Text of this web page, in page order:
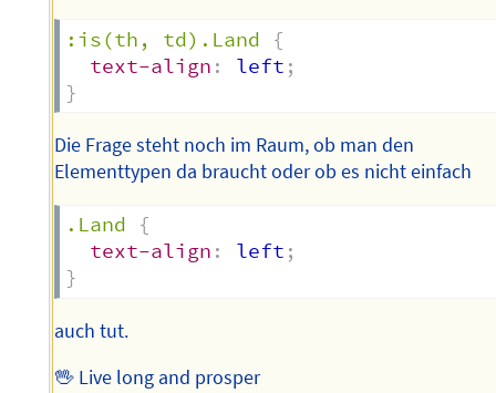
:is(th, td).Land
{
text-align : left ;
}
Die Frage steht noch im Raum, ob man den
Elementtypen da braucht oder ob es nicht einfach
.Land
{
text-align : left ;
}
auch tut.
🖖 Live long and prosper